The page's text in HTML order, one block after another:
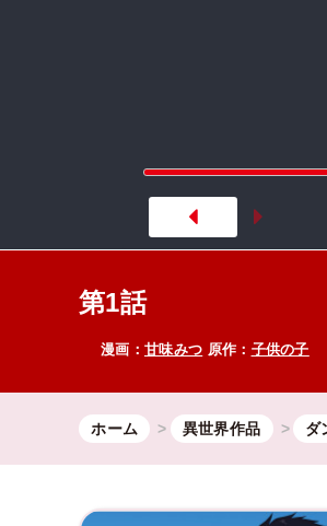
第1話
漫画： 甘味みつ 原作： 子供の子
ホーム 異世界作品 ダ